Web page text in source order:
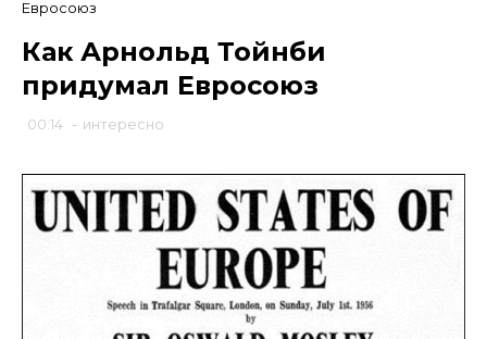
Евросоюз
Как Арнольд Тойнби
придумал Евросоюз
00:14 - интересно